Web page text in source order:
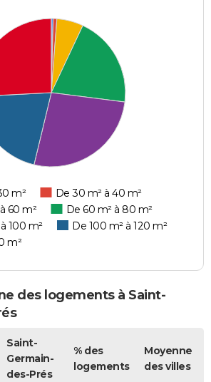
m²
De 30 m² à 40 m²
60 m²
De 60 m² à 80 m²
100 m²
De 100 m² à 120 m²
m²
des logements à Saint-
Saint-
Germain-
des-Prés
% des
logements
Moyenne
des villes